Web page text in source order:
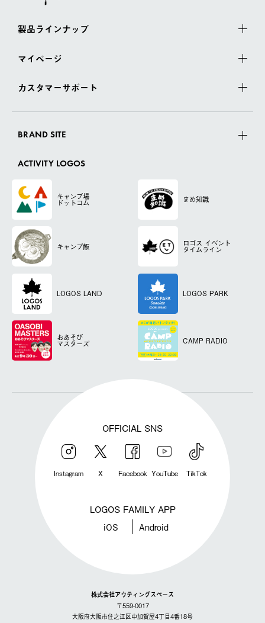
製品ラインナップ
マイページ
カスタマーサポート
BRAND SITE
ACTIVITY LOGOS
キャンプ場
ドットコム まめ知識
キャンプ飯 ロゴス イベント
タイムライン
LOGOS LAND LOGOS PARK
おあそび
マスターズ CAMP RADIO
OFFICIAL SNS
Instagram X Facebook YouTube TikTok
LOGOS FAMILY APP
iOS Android
株式会社アウティングスペース
〒559-0017
大阪府大阪市住之江区中加賀屋4丁目4番18号